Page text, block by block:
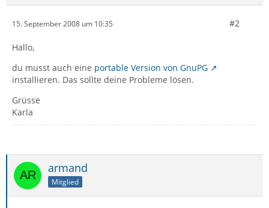
15. September 2008 um 10:35 #2
Hallo,
du musst auch eine portable Version von GnuPG
installieren. Das sollte deine Probleme lösen.
Grüsse
Karla
armand
Mitglied